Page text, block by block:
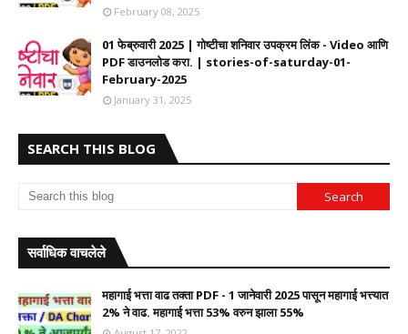
February 08, 2025
01 फेब्रुवारी 2025 | गोष्टीचा शनिवार उपक्रम लिंक - Video आणि
PDF डाउनलोड करा. | stories-of-saturday-01-
February-2025
January 31, 2025
SEARCH THIS BLOG
सर्वाधिक वाचलेले
महागाई भत्ता वाढ तक्ता PDF - 1 जानेवारी 2025 पासून महागाई भत्त्यात
2% ने वाढ. महागाई भत्ता 53% वरुन झाला 55%